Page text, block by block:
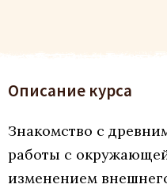
Описание курса
Знакомство с
работы с
изменением